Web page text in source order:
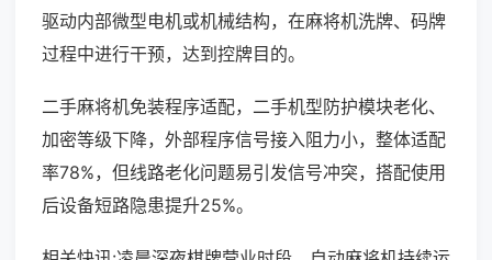
驱动内部微型电机或机械结构，在麻将机洗牌、码牌
过程中进行干预，达到控牌目的。
二手麻将机免装程序适配，二手机型防护模块老化、
加密等级下降，外部程序信号接入阻力小，整体适配
率78%，但线路老化问题易引发信号冲突，搭配使用
后设备短路隐患提升25%。